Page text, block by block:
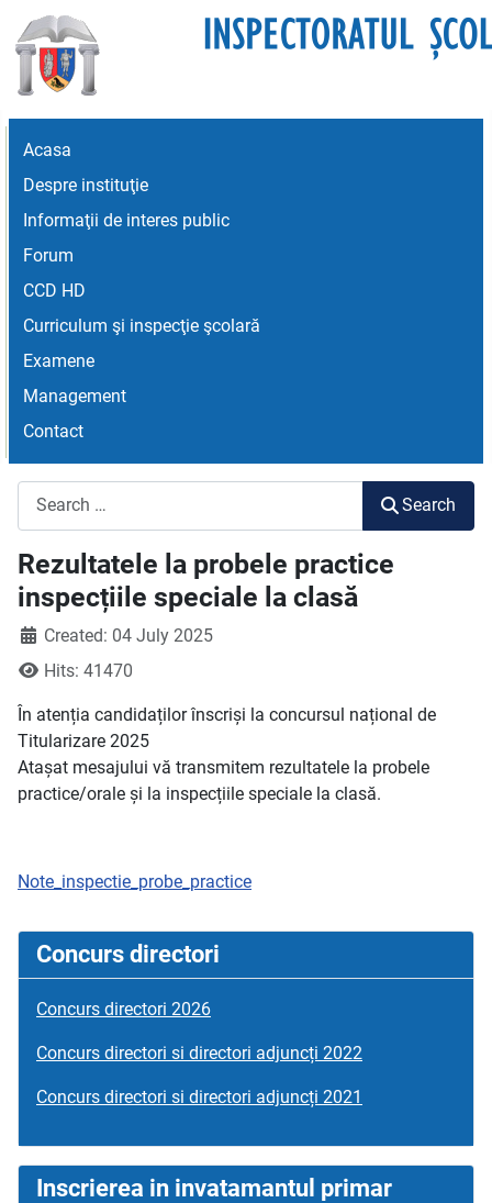
Acasa
Despre instituţie
Informaţii de interes public
Forum
CCD HD
Curriculum şi inspecţie şcolară
Examene
Management
Contact
Search
Rezultatele la probele practice
inspecțiile speciale la clasă
Created: 04 July 2025
Hits: 41470
În atenția candidaților înscriși la concursul național de
Titularizare 2025
Atașat mesajului vă transmitem rezultatele la probele
practice/orale și la inspecțiile speciale la clasă.
Note_inspectie_probe_practice
Concurs directori
Concurs directori 2026
Concurs directori si directori adjuncți 2022
Concurs directori si directori adjuncți 2021
Inscrierea in invatamantul primar